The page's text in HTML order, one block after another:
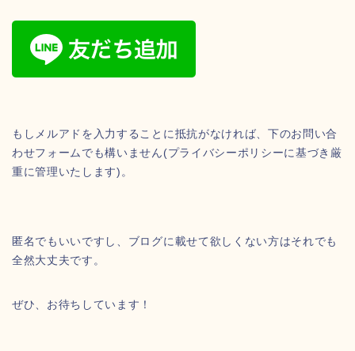
もしメルアドを入力することに抵抗がなければ、下のお問い合
わせフォームでも構いません(プライバシーポリシーに基づき厳
重に管理いたします)。
匿名でもいいですし、ブログに載せて欲しくない方はそれでも
全然大丈夫です。
ぜひ、お待ちしています！